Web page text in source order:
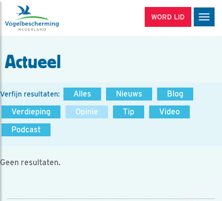
WORD LID
Actueel
Verfijn resultaten: Alles Nieuws
Blog
Verdieping
Opinie Tip
Video
Podcast
Geen resultaten.